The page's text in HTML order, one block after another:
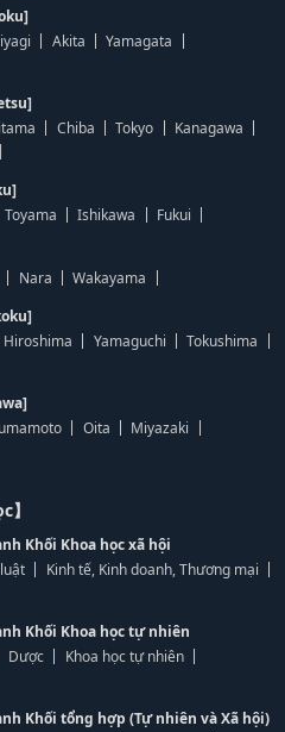
Akita
Yamagata
Chiba Tokyo
Kanagawa
Toyama Ishikawa
Fukui
Nara
Wakayama
Hiroshima Yamaguchi
Tokushima
Oita
Miyazaki
Khối Khoa học xã hội
Kinh tế, Kinh doanh, Thương mại
Khối Khoa học tự nhiên
Dược
Khoa học tự nhiên
Khối tổng hợp (Tự nhiên và Xã hội)